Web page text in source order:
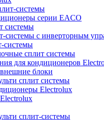
системы
серии EACO
системы
системы с инверторным
системы
сплит системы
для кондиционеров
блоки
сплит системы
Electrolux
сплит-системы